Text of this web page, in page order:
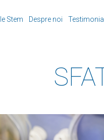
Stem Despre noi